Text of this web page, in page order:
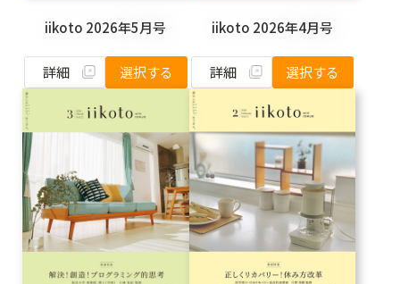
iikoto 2026年5月号
詳細 選択する
iikoto 2026年4月号
詳細 選択する